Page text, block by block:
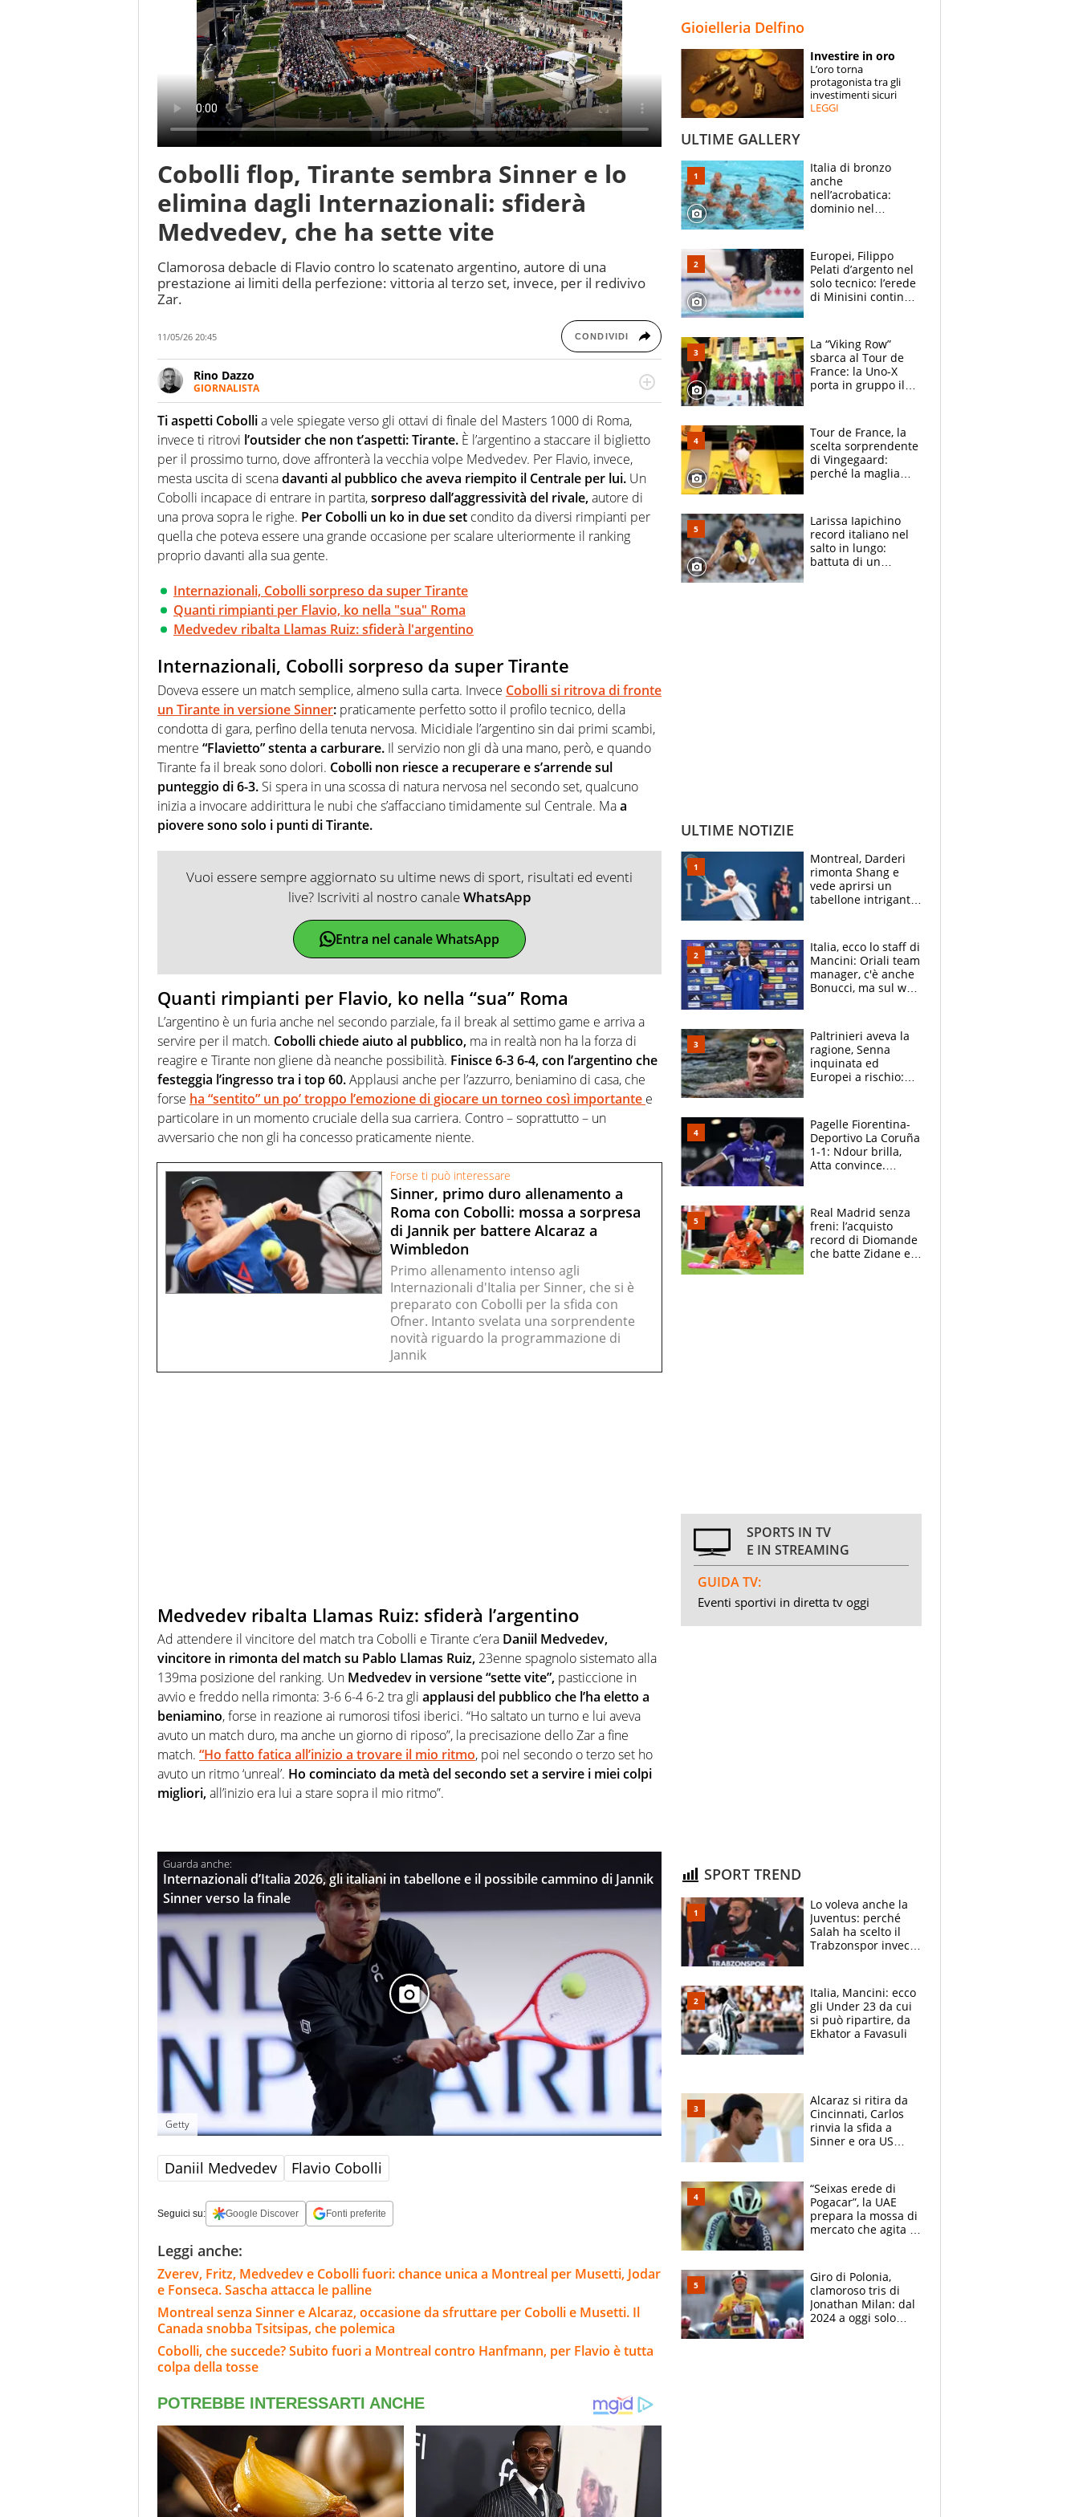
ESPERTI
CONTATTI
Cobolli flop, Tirante sembra Sinner e lo
elimina dagli Internazionali: sfiderà
Medvedev, che ha sette vite
Clamorosa debacle di Flavio contro lo scatenato argentino, autore di una
prestazione ai limiti della perfezione: vittoria al terzo set, invece, per il redivivo
Zar.
11/05/26 20:45 CONDIVIDI
Rino Dazzo
GIORNALISTA
Se mai ci fosse modo di traslare il glossario del calcio in una nicchia di esperti, lui ne
farebbe parte. Non si perde una svista arbitrale né gli umori social del mondo delle
curve
Ti aspetti Cobollia vele spiegate verso gli ottavi di finale del Masters 1000 di Roma,
invece ti ritrovi l’outsider che non t’aspetti: Tirante. È l’argentino a staccare il biglietto
per il prossimo turno, dove affronterà la vecchia volpe Medvedev. Per Flavio, invece,
mesta uscita di scenadavanti al pubblico che aveva riempito il Centrale per lui. Un
Cobolli incapace di entrare in partita,sorpreso dall’aggressività del rivale,autore di
una prova sopra le righe. Per Cobolli un ko in due set condito da diversi rimpianti per
quella che poteva essere una grande occasione per scalare ulteriormente il ranking
proprio davanti alla sua gente.
Internazionali, Cobolli sorpreso da super Tirante
Quanti rimpianti per Flavio, ko nella "sua" Roma
Medvedev ribalta Llamas Ruiz: sfiderà l'argentino
Internazionali, Cobolli sorpreso da super Tirante
Doveva essere un match semplice, almeno sulla carta. Invece Cobolli si ritrova di fronte
un Tirante in versione Sinner: praticamente perfetto sotto il profilo tecnico, della
condotta di gara, perfino della tenuta nervosa. Micidiale l’argentino sin dai primi scambi,
mentre “Flavietto” stenta a carburare. Il servizio non gli dà una mano, però, e quando
Tirante fa il break sono dolori. Cobolli non riesce a recuperare e s’arrende sul
punteggio di 6-3. Si spera in una scossa di natura nervosa nel secondo set, qualcuno
inizia a invocare addirittura le nubi che s’affacciano timidamente sul Centrale. Maa
piovere sono solo i punti di Tirante.
Vuoi essere sempre aggiornato su ultime news di sport, risultati ed eventi
live? Iscriviti al nostro canaleWhatsApp
Entra nel canale WhatsApp
Quanti rimpianti per Flavio, ko nella “sua” Roma
L’argentino è un furia anche nel secondo parziale, fa il break al settimo game e arriva a
servire per il match. Cobolli chiede aiuto al pubblico, ma in realtà non ha la forza di
reagire e Tirante non gliene dà neanche possibilità. Finisce 6-3 6-4, con l’argentino che
festeggia l’ingresso tra i top 60.Applausi anche per l’azzurro, beniamino di casa, che
forse ha “sentito” un po’ troppo l’emozione di giocare un torneo così importante e
particolare in un momento cruciale della sua carriera. Contro – soprattutto – un
avversario che non gli ha concesso praticamente niente.
Forse ti può interessare
Sinner, primo duro allenamento a
Roma con Cobolli: mossa a sorpresa
di Jannik per battere Alcaraz a
Wimbledon
Primo allenamento intenso agli
Internazionali d'Italia per Sinner, che si è
preparato con Cobolli per la sfida con
Ofner. Intanto svelata una sorprendente
novità riguardo la programmazione di
Jannik
Medvedev ribalta Llamas Ruiz: sfiderà l’argentino
Ad attendere il vincitore del match tra Cobolli e Tirante c’era Daniil Medvedev,
vincitore in rimonta del match su Pablo Llamas Ruiz, 23enne spagnolo sistemato alla
139ma posizione del ranking. Un Medvedev in versione “sette vite”, pasticcione in
avvio e freddo nella rimonta: 3-6 6-4 6-2 tra gli applausi del pubblico che l’ha eletto a
beniamino, forse in reazione ai rumorosi tifosi iberici. “Ho saltato un turno e lui aveva
avuto un match duro, ma anche un giorno di riposo”, la precisazione dello Zar a fine
match. “Ho fatto fatica all’inizio a trovare il mio ritmo, poi nel secondo o terzo set ho
avuto un ritmo ‘unreal’. Ho cominciato da metà del secondo set a servire i miei colpi
migliori,all’inizio era lui a stare sopra il mio ritmo”.
Internazionali d’Italia 2026, gli italiani in tabellone e il possibile cammino di Jannik
Sinner verso la finale
Getty
Daniil Medvedev Flavio Cobolli
Seguici su: Google Discover Fonti preferite
Leggi anche:
Zverev, Fritz, Medvedev e Cobolli fuori: chance unica a Montreal per Musetti, Jodar
e Fonseca. Sascha attacca le palline
Montreal senza Sinner e Alcaraz, occasione da sfruttare per Cobolli e Musetti. Il
Canada snobba Tsitsipas, che polemica
Cobolli, che succede? Subito fuori a Montreal contro Hanfmann, per Flavio è tutta
colpa della tosse
Gioielleria Delfino
Investire in oro
L’oro torna
protagonista tra gli
investimenti sicuri
LEGGI
ULTIME GALLERY
Italia di bronzo
anche
nell’acrobatica:
dominio nel
e compagni
continuare
Europei, Filippo
Pelati d’argento nel
solo tecnico: l’erede
di Minisini continua
mirino
La “Viking Row”
sbarca al Tour de
France: la Uno-X
porta in gruppo il
compagni
Tour de France, la
scelta sorprendente
di Vingegaard:
perché la maglia
rischio da evitare
Larissa Iapichino
record italiano nel
salto in lungo:
battuta di un
ULTIME NOTIZIE
Montreal, Darderi
rimonta Shang e
vede aprirsi un
tabellone intrigante:
felice del mio livello"
Italia, ecco lo staff di
Mancini: Oriali team
manager, c'è anche
Bonucci, ma sul web
Paltrinieri aveva la
ragione, Senna
inquinata ed
Europei a rischio:
adesso
Pagelle Fiorentina-
Deportivo La Coruña
1-1: Ndour brilla,
Atta convince.
Real Madrid senza
freni: l’acquisto
record di Diomande
che batte Zidane e
SPORTS IN TV
E IN STREAMING
GUIDA TV:
Eventi sportivi in diretta tv oggi
SPORT TREND
Lo voleva anche la
Juventus: perché
Salah ha scelto il
Trabzonspor invece
Italia, Mancini: ecco
gli Under 23 da cui
si può ripartire, da
Ekhator a Favasuli
Alcaraz si ritira da
Cincinnati, Carlos
rinvia la sfida a
Sinner e ora US
“Seixas erede di
Pogacar”, la UAE
prepara la mossa di
mercato che agita la
a Burgos
Giro di Polonia,
clamoroso tris di
Jonathan Milan: dal
2024 a oggi solo